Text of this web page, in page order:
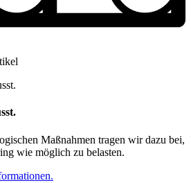
Maßnahmen tragen wir dazu bei,
wie möglich zu belasten.